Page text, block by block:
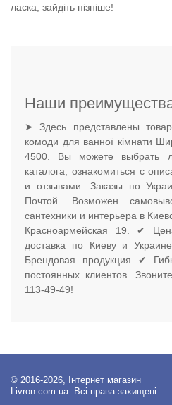
ласка, зайдіть пізніше!
Наши
➤ Здесь представлены
комоди для ванної кімнати
4500. Вы можете выбрать
каталога, ознакомиться с
и отзывами. Заказы по
Почтой. Возможен
сантехники и интерьера в
Красноармейская 19. ✔
доставка по Киеву и
Брендовая продукция ✔
постоянных клиентов.
113-49-49!
© 2016-2026, Інтернет магазин
Livron.com.ua. Всі права захищені.